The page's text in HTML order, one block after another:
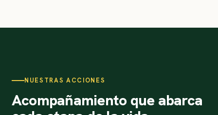
NUESTRAS ACCIONES
Acompañamiento que abarca